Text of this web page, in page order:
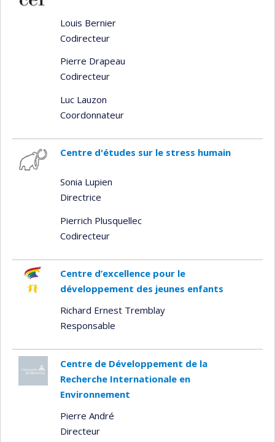
Louis Bernier
Codirecteur
Pierre Drapeau
Codirecteur
Luc Lauzon
Coordonnateur
Centre d'études sur le stress humain
Sonia Lupien
Directrice
Pierrich Plusquellec
Codirecteur
Centre d’excellence pour le
développement des jeunes enfants
Richard Ernest Tremblay
Responsable
Centre de Développement de la
Recherche Internationale en
Environnement
Pierre André
Directeur